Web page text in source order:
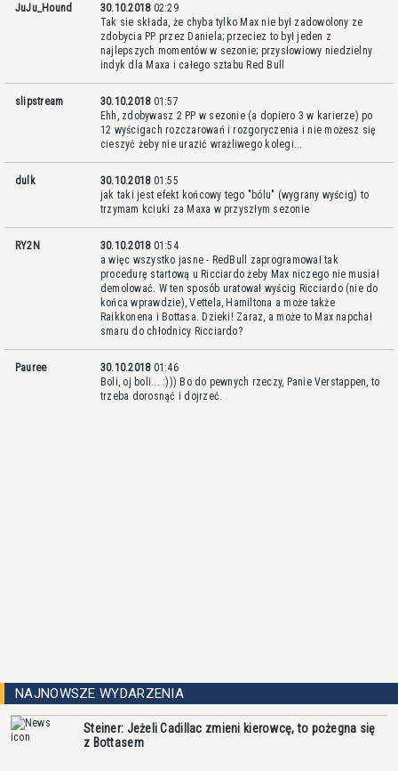
JuJu_Hound 30.10.2018 02:29
Tak sie składa, że chyba tylko Max nie był zadowolony ze
zdobycia PP przez Daniela; przeciez to był jeden z
najlepszych momentów w sezonie; przysłowiowy niedzielny
indyk dla Maxa i całego sztabu Red Bull
slipstream 30.10.2018 01:57
Ehh, zdobywasz 2 PP w sezonie (a dopiero 3 w karierze) po
12 wyścigach rozczarowań i rozgoryczenia i nie możesz się
cieszyć żeby nie urazić wrażliwego kolegi...
dulk 30.10.2018 01:55
jak taki jest efekt końcowy tego "bólu" (wygrany wyścig) to
trzymam kciuki za Maxa w przyszłym sezonie
RY2N 30.10.2018 01:54
a więc wszystko jasne - RedBull zaprogramował tak
procedurę startową u Ricciardo żeby Max niczego nie musiał
demolować. W ten sposób uratował wyścig Ricciardo (nie do
końca wprawdzie), Vettela, Hamiltona a może także
Raikkonena i Bottasa. Dzieki! Zaraz, a może to Max napchał
smaru do chłodnicy Ricciardo?
Pauree 30.10.2018 01:46
Boli, oj boli... :))) Bo do pewnych rzeczy, Panie Verstappen, to
trzeba dorosnąć i dojrzeć.
NAJNOWSZE WYDARZENIA
Steiner: Jeżeli Cadillac zmieni kierowcę, to pożegna się
z Bottasem